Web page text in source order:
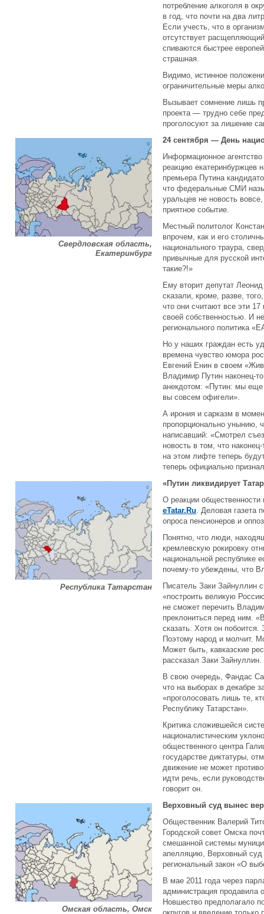
потребление алкоголя в
в год, что почти на два
Если учесть, что в
отсутствует
спиваются быстрее
страшная.
Видимо, истинное
ограничительные меры
Вызывает сомнение лишь
проекта — трудно себе
проголосуют за лишение
Свердловская область,
Екатеринбург
24 сентября — День
Информационное агентство
реакцию
премьера Путина
что федеральные СМИ
уральцев не новость
приятное событие.
Местный политолог
впрочем, как и его
национального траура,
привычные для русской
такие?!»
Ему вторит депутат
сказали, кроме, разве,
что они считают все эти
своей собственностью. И
регионального политика
Но у наших граждан есть
времена чувство юмора
Евгений Енин в своем
Владимир Путин наконец-
анекдотом: «Путин: мы
вы совсем офигели».
А ирония и сарказм в
пропорционально унынию,
написавший: «Смотрел
новость в том, что
на этом лифте теперь
теперь официально
Республика Татарстан
«Путин ликвидирует
О реакции
eTatar.Ru. Деловая газета
опроса пенсионеров и
Понятно, что люди,
кремлевскую рокировку
национальной республике
почему-то убеждены, что
Писатель Заки Зайнуллин
«построить великую
не сможет перечить
преклониться перед ним.
сказать. Хотя он
Поэтому народ и молчит.
Может быть, кавказские
рассказал Заки Зайнуллин.
В свою очередь, Фандас
что на выборах в декабре
«проголосовать лишь те,
Республику Татарстан».
Критика сложившейся
националистическим
общественного центра
государстве диктатуры,
движение не может
идти речь, если
говорит он.
Омская область, Омск
Верховный суд вынес
Общественник Валерий
Городской совет Омска
смешанной системы
апелляцию, Верховный суд
региональный закон «О
В мае 2011 года через
администрация продавила
Новшество предполагало